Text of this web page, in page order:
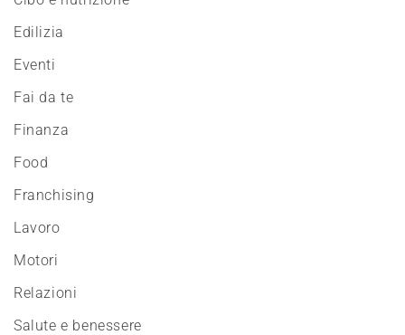
Edilizia
Eventi
Fai da te
Finanza
Food
Franchising
Lavoro
Motori
Relazioni
Salute e benessere